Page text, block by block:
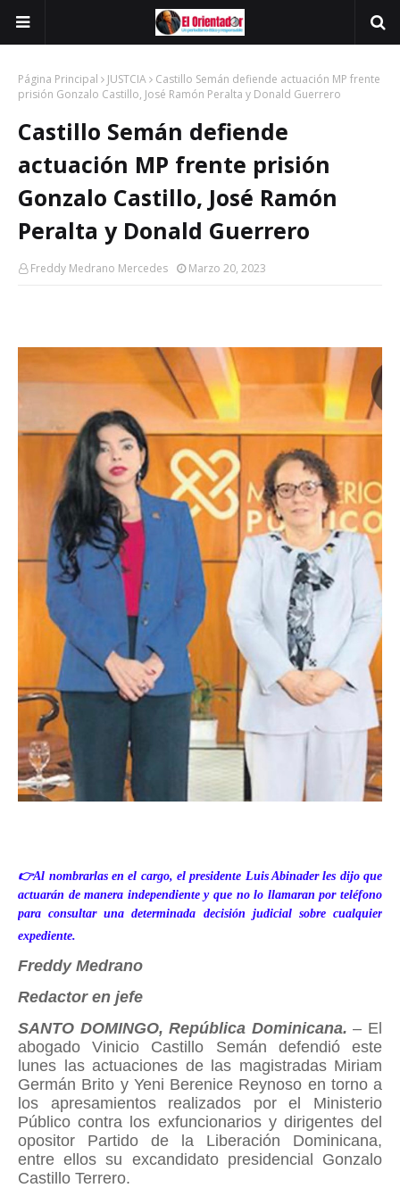
Página Principal JUSTCIA
Castillo Semán defiende actuación MP frente
prisión Gonzalo Castillo, José Ramón Peralta y Donald Guerrero
Castillo Semán defiende
actuación MP frente prisión
Gonzalo Castillo, José Ramón
Peralta y Donald Guerrero
Freddy Medrano Mercedes Marzo 20, 2023
👉Al nombrarlas en el cargo, el presidente Luis Abinader les dijo que
actuarán de manera independiente y que no lo llamaran por teléfono
para consultar una determinada decisión judicial sobre cualquier
expediente.
Freddy Medrano
Redactor en jefe
SANTO DOMINGO, República Dominicana. – El
abogado Vinicio Castillo Semán defendió este
lunes las actuaciones de las magistradas Miriam
Germán Brito y Yeni Berenice Reynoso en torno a
los apresamientos realizados por el Ministerio
Público contra los exfuncionarios y dirigentes del
opositor Partido de la Liberación Dominicana,
entre ellos su excandidato presidencial Gonzalo
Castillo Terrero.